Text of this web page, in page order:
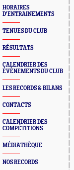
HORAIRES
D'ENTRAINEMENTS
TENUES DU CLUB
RÉSULTATS
CALENDRIER DES
ÉVÈNEMENTS DU CLUB
LES RECORDS & BILANS
CONTACTS
CALENDRIER DES
COMPÉTITIONS
MÉDIATHÈQUE
NOS RECORDS